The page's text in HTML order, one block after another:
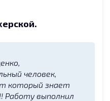
человек,
который знает
Работу выполнил